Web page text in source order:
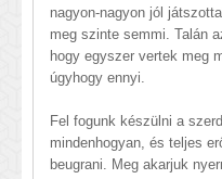
nagyon-nagyon jól
meg szinte semmi. Talán
hogy egyszer vertek meg
úgyhogy ennyi.
Fel fogunk készülni a
mindenhogyan, és teljes
beugrani. Meg akarjuk